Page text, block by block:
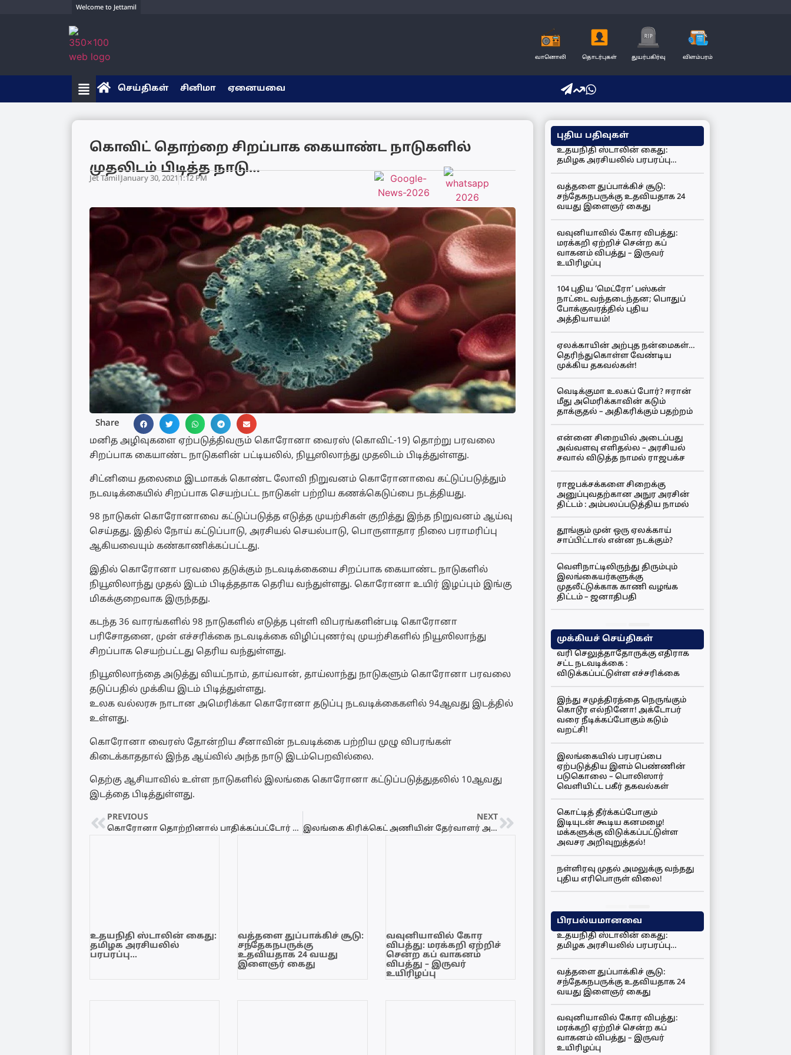
Welcome to Jettamil
வானொலி தொடர்புகள் துயர்பகிர்வு விளம்பரம்
செய்திகள் சினிமா ஏனையவை
கொவிட் தொற்றை சிறப்பாக கையாண்ட நாடுகளில்
முதலிடம் பிடித்த நாடு…
Jet TamilJanuary 30, 2021 1:12 PM
Share
மனித அழிவுகளை ஏற்படுத்திவரும் கொரோனா வைரஸ் (கொவிட்-19) தொற்று பரவலை
சிறப்பாக கையாண்ட நாடுகளின் பட்டியலில், நியூஸிலாந்து முதலிடம் பிடித்துள்ளது.
சிட்னியை தலைமை இடமாகக் கொண்ட லோவி நிறுவனம் கொரோனாவை கட்டுப்படுத்தும்
நடவடிக்கையில் சிறப்பாக செயற்பட்ட நாடுகள் பற்றிய கணக்கெடுப்பை நடத்தியது.
98 நாடுகள் கொரோனாவை கட்டுப்படுத்த எடுத்த முயற்சிகள் குறித்து இந்த நிறுவனம் ஆய்வு
செய்தது. இதில் நோய் கட்டுப்பாடு, அரசியல் செயல்பாடு, பொருளாதார நிலை பராமரிப்பு
ஆகியவையும் கண்காணிக்கப்பட்டது.
இதில் கொரோனா பரவலை தடுக்கும் நடவடிக்கையை சிறப்பாக கையாண்ட நாடுகளில்
நியூஸிலாந்து முதல் இடம் பிடித்ததாக தெரிய வந்துள்ளது. கொரோனா உயிர் இழப்பும் இங்கு
மிகக்குறைவாக இருந்தது.
கடந்த 36 வாரங்களில் 98 நாடுகளில் எடுத்த புள்ளி விபரங்களின்படி கொரோனா
பரிசோதனை, முன் எச்சரிக்கை நடவடிக்கை விழிப்புணர்வு முயற்சிகளில் நியூஸிலாந்து
சிறப்பாக செயற்பட்டது தெரிய வந்துள்ளது.
நியூஸிலாந்தை அடுத்து வியட்நாம், தாய்வான், தாய்லாந்து நாடுகளும் கொரோனா பரவலை
தடுப்பதில் முக்கிய இடம் பிடித்துள்ளது.
உலக வல்லரசு நாடான அமெரிக்கா கொரோனா தடுப்பு நடவடிக்கைகளில் 94ஆவது இடத்தில்
உள்ளது.
கொரோனா வைரஸ் தோன்றிய சீனாவின் நடவடிக்கை பற்றிய முழு விபரங்கள்
கிடைக்காததால் இந்த ஆய்வில் அந்த நாடு இடம்பெறவில்லை.
தெற்கு ஆசியாவில் உள்ள நாடுகளில் இலங்கை கொரோனா கட்டுப்படுத்துதலில் 10ஆவது
இடத்தை பிடித்துள்ளது.
PREVIOUS
கொரோனா தொற்றினால் பாதிக்கப்பட்டோர் 40000 ஐ கடந்தது!
NEXT
இலங்கை கிரிக்கெட் அணியின் தேர்வாளர் அசந்த டி மெல் இராஜினாமா…
உதயநிதி ஸ்டாலின் கைது:
தமிழக அரசியலில்
பரபரப்பு…
வத்தளை துப்பாக்கிச் சூடு:
சந்தேகநபருக்கு
உதவியதாக 24 வயது
இளைஞர் கைது
வவுனியாவில் கோர
விபத்து: மரக்கறி ஏற்றிச்
சென்ற கப் வாகனம்
விபத்து – இருவர்
உயிரிழப்பு
புதிய பதிவுகள்
உதயநிதி ஸ்டாலின் கைது:
தமிழக அரசியலில் பரபரப்பு…
வத்தளை துப்பாக்கிச் சூடு:
சந்தேகநபருக்கு உதவியதாக 24
வயது இளைஞர் கைது
வவுனியாவில் கோர விபத்து:
மரக்கறி ஏற்றிச் சென்ற கப்
வாகனம் விபத்து – இருவர்
உயிரிழப்பு
104 புதிய ‘மெட்ரோ’ பஸ்கள்
நாட்டை வந்தடைந்தன; பொதுப்
போக்குவரத்தில் புதிய
அத்தியாயம்!
ஏலக்காயின் அற்புத நன்மைகள்…
தெரிந்துகொள்ள வேண்டிய
முக்கிய தகவல்கள்!
வெடிக்குமா உலகப் போர்? ஈரான்
மீது அமெரிக்காவின் கடும்
தாக்குதல் – அதிகரிக்கும் பதற்றம்
என்னை சிறையில் அடைப்பது
அவ்வளவு எளிதல்ல – அரசியல்
சவால் விடுத்த நாமல் ராஜபக்ச
ராஜபக்சக்களை சிறைக்கு
அனுப்புவதற்கான அநுர அரசின்
திட்டம் : அம்பலப்படுத்திய நாமல்
தூங்கும் முன் ஒரு ஏலக்காய்
சாப்பிட்டால் என்ன நடக்கும்?
வெளிநாட்டிலிருந்து திரும்பும்
இலங்கையர்களுக்கு
முதலீட்டுக்காக காணி வழங்க
திட்டம் – ஜனாதிபதி
முக்கியச் செய்திகள்
வரி செலுத்தாதோருக்கு எதிராக
சட்ட நடவடிக்கை :
விடுக்கப்பட்டுள்ள எச்சரிக்கை
இந்து சமுத்திரத்தை நெருங்கும்
கொடூர எல்நினோ! அக்டோபர்
வரை நீடிக்கப்போகும் கடும்
வறட்சி!
இலங்கையில் பரபரப்பை
ஏற்படுத்திய இளம் பெண்ணின்
படுகொலை – பொலிஸார்
வெளியிட்ட பகீர் தகவல்கள்
கொட்டித் தீர்க்கப்போகும்
இடியுடன் கூடிய கனமழை!
மக்களுக்கு விடுக்கப்பட்டுள்ள
அவசர அறிவுறுத்தல்!
நள்ளிரவு முதல் அமலுக்கு வந்தது
புதிய எரிபொருள் விலை!
பிரபல்யமானவை
உதயநிதி ஸ்டாலின் கைது:
தமிழக அரசியலில் பரபரப்பு…
வத்தளை துப்பாக்கிச் சூடு:
சந்தேகநபருக்கு உதவியதாக 24
வயது இளைஞர் கைது
வவுனியாவில் கோர விபத்து:
மரக்கறி ஏற்றிச் சென்ற கப்
வாகனம் விபத்து – இருவர்
உயிரிழப்பு